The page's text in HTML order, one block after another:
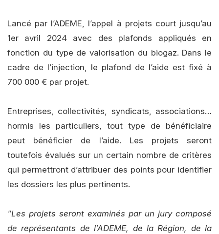
Lancé par l’ADEME, l’appel à projets court jusqu’au
1er avril 2024 avec des plafonds appliqués en
fonction du type de valorisation du biogaz. Dans le
cadre de l’injection, le plafond de l’aide est fixé à
700 000 € par projet.
Entreprises, collectivités, syndicats, associations…
hormis les particuliers, tout type de bénéficiaire
peut bénéficier de l’aide. Les projets seront
toutefois évalués sur un certain nombre de critères
qui permettront d’attribuer des points pour identifier
les dossiers les plus pertinents.
"Les projets seront examinés par un jury composé
de représentants de l’ADEME, de la Région, de la